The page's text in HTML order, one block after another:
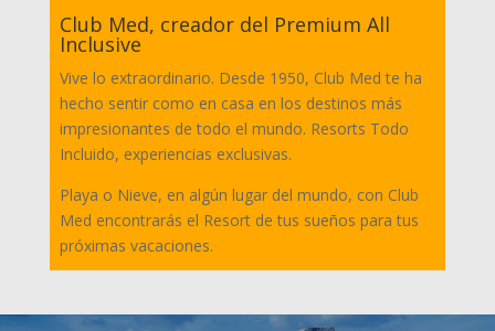
Club Med, creador del Premium All
Inclusive
Vive lo extraordinario. Desde 1950, Club Med te ha
hecho sentir como en casa en los destinos más
impresionantes de todo el mundo. Resorts Todo
Incluido, experiencias exclusivas.
Playa o Nieve, en algún lugar del mundo, con Club
Med encontrarás el Resort de tus sueños para tus
próximas vacaciones.